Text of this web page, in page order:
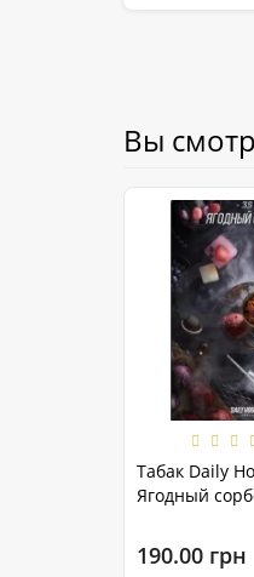
Вы
Табак Daily
Ягодный
190.00 грн